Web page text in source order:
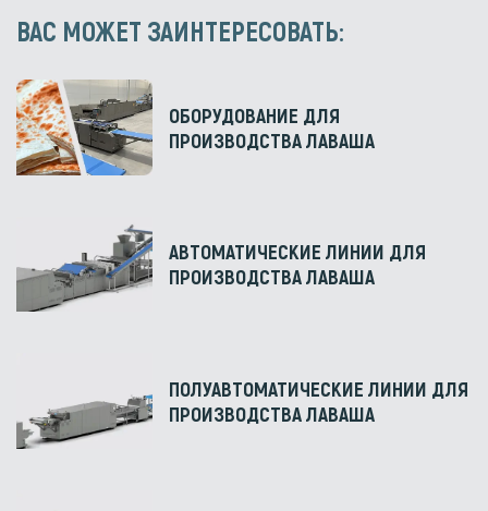
ВАС МОЖЕТ ЗАИНТЕРЕСОВАТЬ:
ОБОРУДОВАНИЕ ДЛЯ
ПРОИЗВОДСТВА ЛАВАША
АВТОМАТИЧЕСКИЕ ЛИНИИ ДЛЯ
ПРОИЗВОДСТВА ЛАВАША
ПОЛУАВТОМАТИЧЕСКИЕ ЛИНИИ ДЛЯ
ПРОИЗВОДСТВА ЛАВАША